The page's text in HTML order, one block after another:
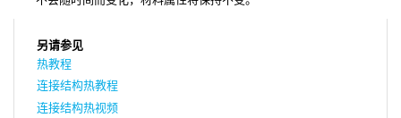
另请参见
热教程
连接结构热教程
连接结构热视频